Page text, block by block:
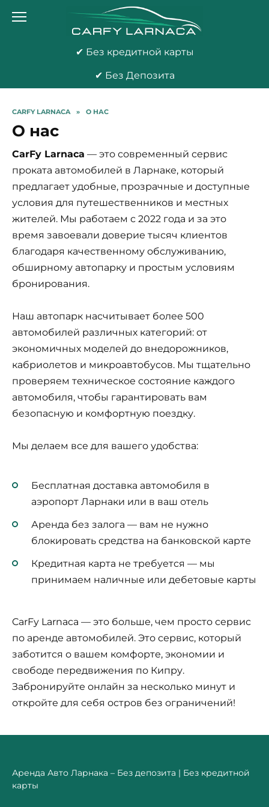
✔ Без кредитной карты
✔ Без Депозита
CARFY LARNACA » О НАС
О нас
CarFy Larnaca — это современный сервис
проката автомобилей в Ларнаке, который
предлагает удобные, прозрачные и доступные
условия для путешественников и местных
жителей. Мы работаем с 2022 года и за это
время завоевали доверие тысяч клиентов
благодаря качественному обслуживанию,
обширному автопарку и простым условиям
бронирования.
Наш автопарк насчитывает более 500
автомобилей различных категорий: от
экономичных моделей до внедорожников,
кабриолетов и микроавтобусов. Мы тщательно
проверяем техническое состояние каждого
автомобиля, чтобы гарантировать вам
безопасную и комфортную поездку.
Мы делаем все для вашего удобства:
Бесплатная доставка автомобиля в
аэропорт Ларнаки или в ваш отель
Аренда без залога — вам не нужно
блокировать средства на банковской карте
Кредитная карта не требуется — мы
принимаем наличные или дебетовые карты
CarFy Larnaca — это больше, чем просто сервис
по аренде автомобилей. Это сервис, который
заботится о вашем комфорте, экономии и
свободе передвижения по Кипру.
Забронируйте онлайн за несколько минут и
откройте для себя остров без ограничений!
Аренда Авто Ларнака – Без депозита | Без кредитной
карты